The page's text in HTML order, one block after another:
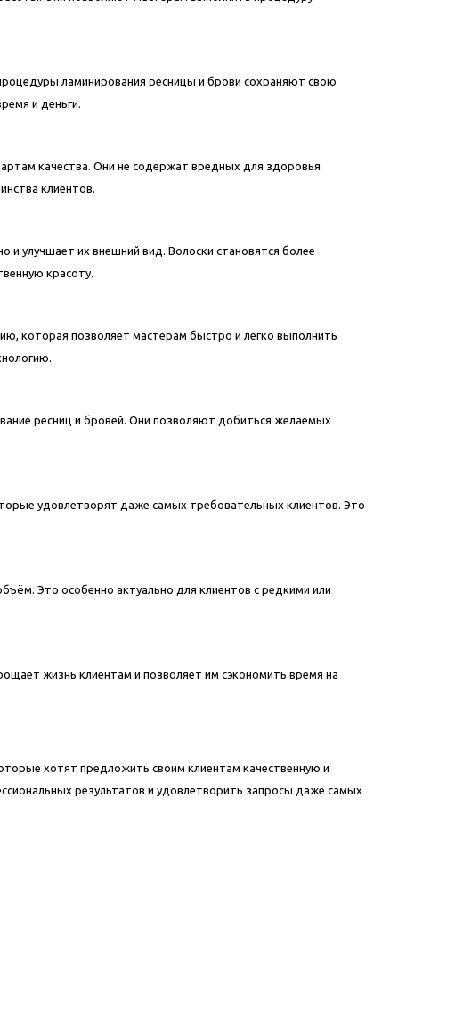
ламинирования ресницы и брови сохраняют свою
и деньги.
качества. Они не содержат вредных для здоровья
клиентов.
улучшает их внешний вид. Волоски становятся более
красоту.
которая позволяет мастерам быстро и легко выполнить
ресниц и бровей. Они позволяют добиться желаемых
удовлетворят даже самых требовательных клиентов. Это
Это особенно актуально для клиентов с редкими или
жизнь клиентам и позволяет им сэкономить время на
хотят предложить своим клиентам качественную и
результатов и удовлетворить запросы даже самых